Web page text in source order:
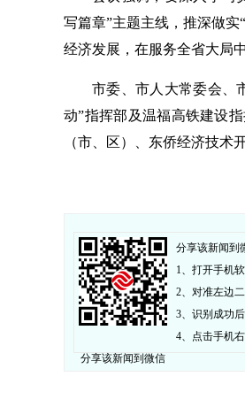
写篇章”主题主线，推深做
经济发展，在服务全省大局
市委、市人大常委会、
动”指挥部及温福高铁建设
（市、区）、东侨经济技术
分享该新闻到微信
分享该新闻到
1、打开手机
2、对准左边
3、识别成功
4、点击手机